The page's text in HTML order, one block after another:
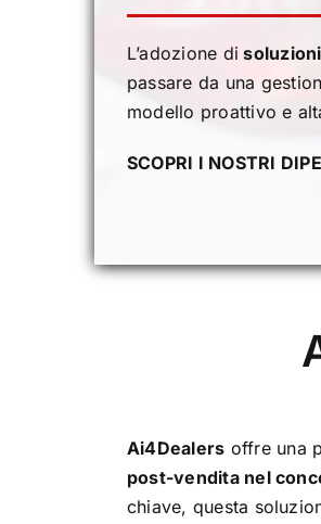
L’adozione di
passare da una
modello proattivo e
SCOPRI I NOSTRI
Ai4Dealers offre una
post-vendita nel
chiave, questa